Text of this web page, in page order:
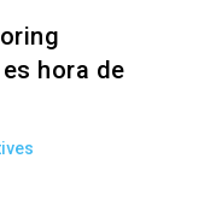
hora de